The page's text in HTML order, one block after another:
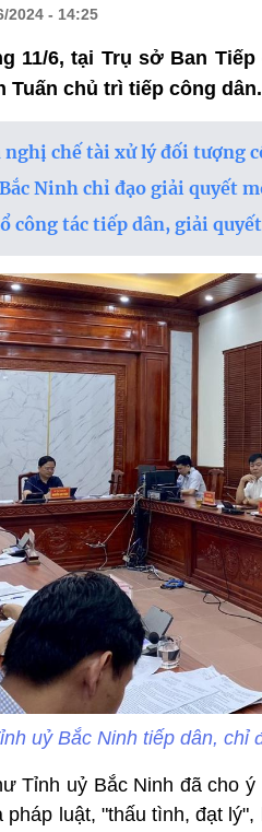
2024 - 14:25
11/6, tại Trụ sở Ban
Tuấn chủ trì tiếp công dân.
nghị chế tài xử lý đối tượng
Ninh chỉ đạo giải quyết
công tác tiếp dân, giải
uỷ Bắc Ninh tiếp dân, chỉ
Tỉnh uỷ Bắc Ninh đã cho
pháp luật, "thấu tình, đạt